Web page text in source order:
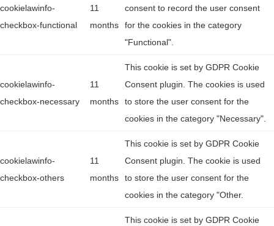
cookielawinfo-
checkbox-functional
11
months
consent to record the user consent
for the cookies in the category
"Functional".
cookielawinfo-
checkbox-necessary
11
months
This cookie is set by GDPR Cookie
Consent plugin. The cookies is used
to store the user consent for the
cookies in the category "Necessary".
cookielawinfo-
checkbox-others
11
months
This cookie is set by GDPR Cookie
Consent plugin. The cookie is used
to store the user consent for the
cookies in the category "Other.
This cookie is set by GDPR Cookie